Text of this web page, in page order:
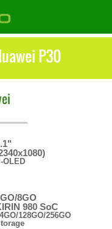
P30
OLED
8GO
980 SoC
128GO/256GO